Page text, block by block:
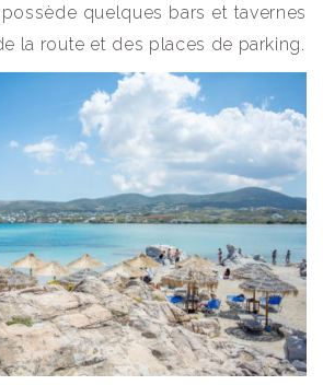
quelques bars et tavernes
la route et des places de parking.